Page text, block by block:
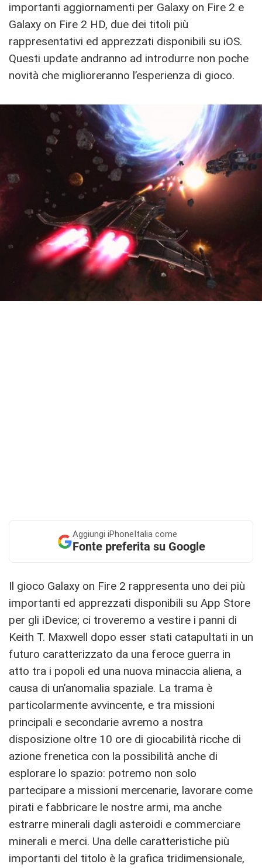
importanti aggiornamenti per Galaxy on Fire 2 e
Galaxy on Fire 2 HD, due dei titoli più
rappresentativi ed apprezzati disponibili su iOS.
Questi update andranno ad introdurre non poche
novità che miglioreranno l’esperienza di gioco.
Aggiungi iPhoneItalia come
Fonte preferita su Google
Il gioco Galaxy on Fire 2 rappresenta uno dei più
importanti ed apprezzati disponibili su App Store
per gli iDevice; ci troveremo a vestire i panni di
Keith T. Maxwell dopo esser stati catapultati in un
futuro caratterizzato da una feroce guerra in
atto tra i popoli ed una nuova minaccia aliena, a
causa di un’anomalia spaziale. La trama è
particolarmente avvincente, e tra missioni
principali e secondarie avremo a nostra
disposizione oltre 10 ore di giocabilità ricche di
azione frenetica con la possibilità anche di
esplorare lo spazio: potremo non solo
partecipare a missioni mercenarie, lavorare come
pirati e fabbricare le nostre armi, ma anche
estrarre minerali dagli asteroidi e commerciare
minerali e merci. Una delle caratteristiche più
importanti del titolo è la grafica tridimensionale,